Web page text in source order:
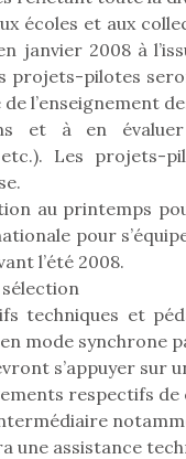
écoles et aux
janvier 2008 à
projets-pilotes
l’enseignement
et à en
Les projets-
au printemps
pour
l’été 2008.
techniques et
mode synchrone
s’appuyer sur
respectifs
une assistance
heures
des
de
pendant
mois,…